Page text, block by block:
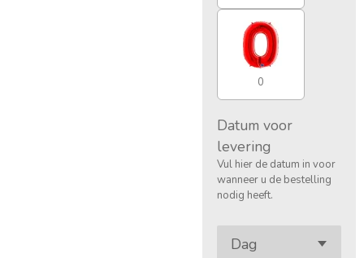
0
Datum voor
levering
Vul hier de datum in voor
wanneer u de bestelling
nodig heeft.